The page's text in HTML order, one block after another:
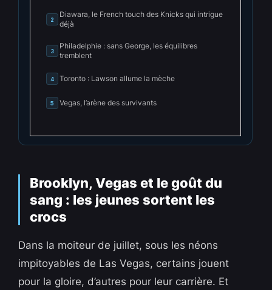
2
Diawara, le French touch des Knicks qui intrigue
déjà
3
Philadelphie : sans George, les équilibres
tremblent
4 Toronto : Lawson allume la mèche
5 Vegas, l’arène des survivants
Brooklyn, Vegas et le goût du
sang : les jeunes sortent les
crocs
Dans la moiteur de juillet, sous les néons
impitoyables de Las Vegas, certains jouent
pour la gloire, d’autres pour leur carrière. Et